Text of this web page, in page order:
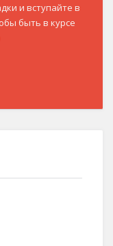
и вступайте в
быть в курсе